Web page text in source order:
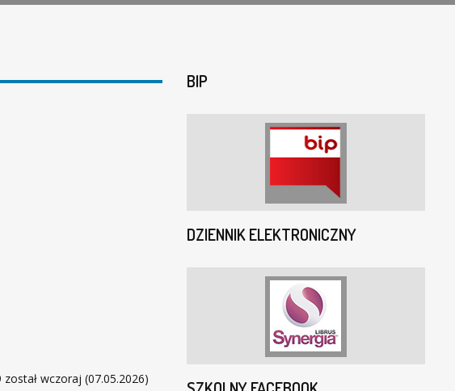
wczoraj (07.05.2026)
BIP
DZIENNIK ELEKTRONICZNY